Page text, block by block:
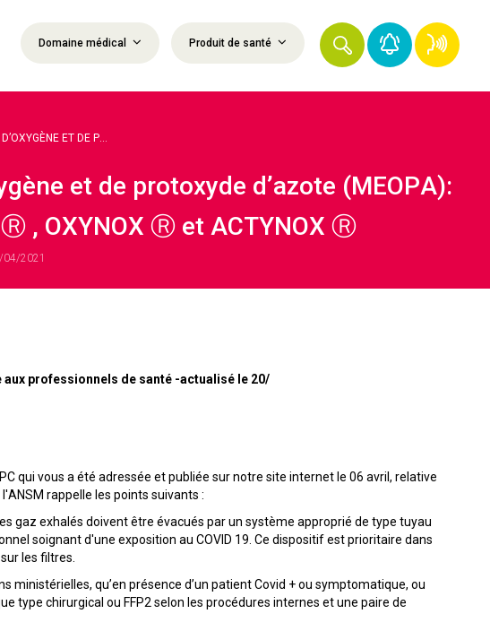
Domaine médical Produit de santé
ET DE P...
et de protoxyde d’azote (MEOPA):
, OXYNOX Ⓡ et ACTYNOX Ⓡ
04/2021
professionnels de santé -actualisé le 20/
qui vous a été adressée et publiée sur notre site internet le 06 avril, relative
rappelle les points suivants :
gaz exhalés doivent être évacués par un système approprié de type tuyau
soignant d'une exposition au COVID 19. Ce dispositif est prioritaire dans
les filtres.
qu’en présence d’un patient Covid + ou symptomatique, ou
type chirurgical ou FFP2 selon les procédures internes et une paire de